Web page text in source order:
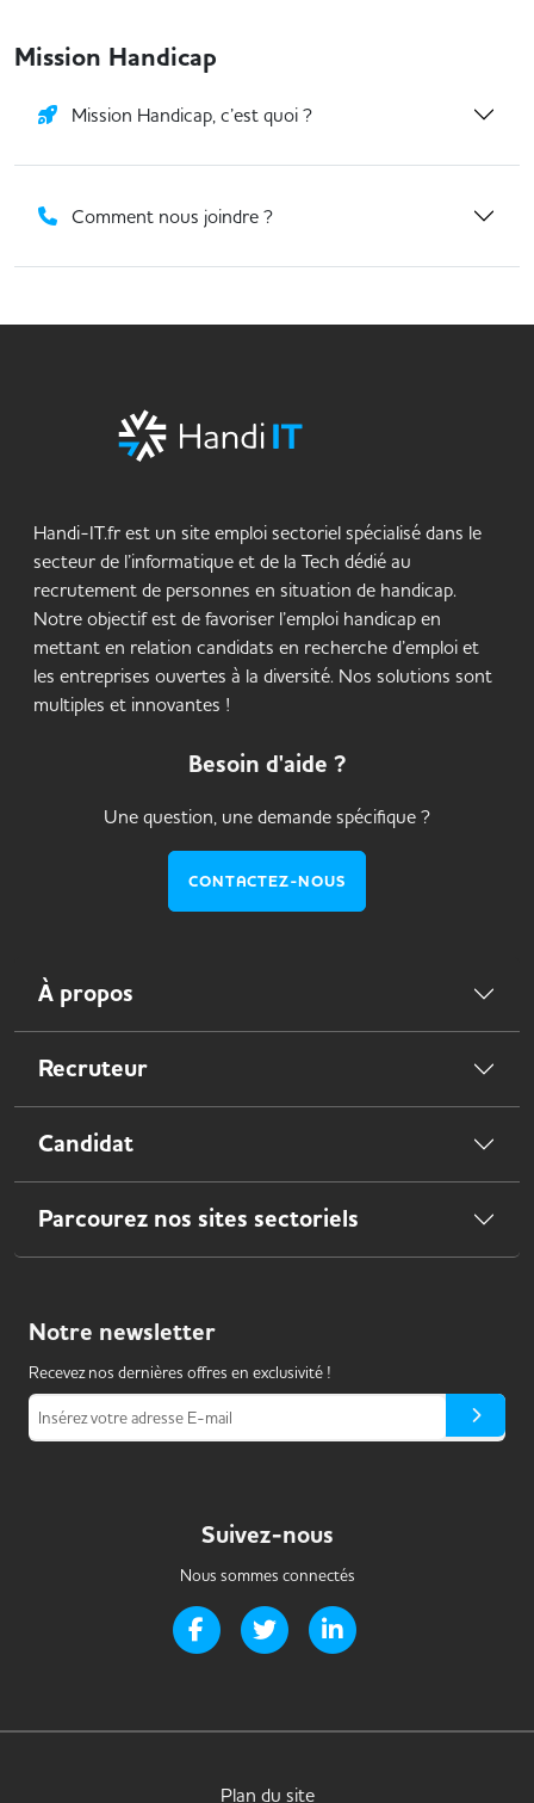
Mission Handicap
Mission Handicap, c’est quoi ?
Comment nous joindre ?
Handi-IT.fr est un site emploi sectoriel spécialisé dans le
secteur de l’informatique et de la Tech dédié au
recrutement de personnes en situation de handicap.
Notre objectif est de favoriser l’emploi handicap en
mettant en relation candidats en recherche d’emploi et
les entreprises ouvertes à la diversité. Nos solutions sont
multiples et innovantes !
Besoin d'aide ?
Une question, une demande spécifique ?
CONTACTEZ-NOUS
À propos
Recruteur
Candidat
Parcourez nos sites sectoriels
Notre newsletter
Recevez nos dernières offres en exclusivité !
Insérez votre adresse E-mail
Suivez-nous
Nous sommes connectés
Page Facebook de Handi-it
Page Twitter de Handi-it
Plan du site